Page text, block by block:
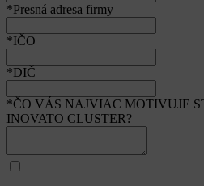
*Presná adresa firmy
*IČO
*DIČ
*ČO VÁS NAJVIAC MOTIVUJE
INOVATO CLUSTER?